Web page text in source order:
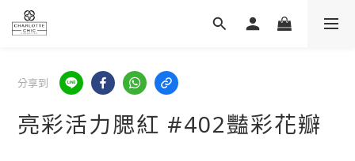
分享到
亮彩活力腮紅 #402豔彩花瓣